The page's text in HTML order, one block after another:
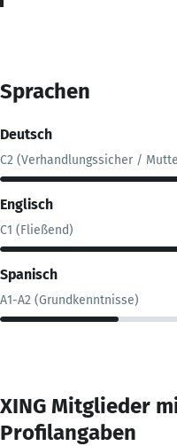
Sprachen
Deutsch
C2 (Verhandlungssicher /
Englisch
C1 (Fließend)
Spanisch
A1-A2 (Grundkenntnisse)
XING Mitglieder
Profilangaben